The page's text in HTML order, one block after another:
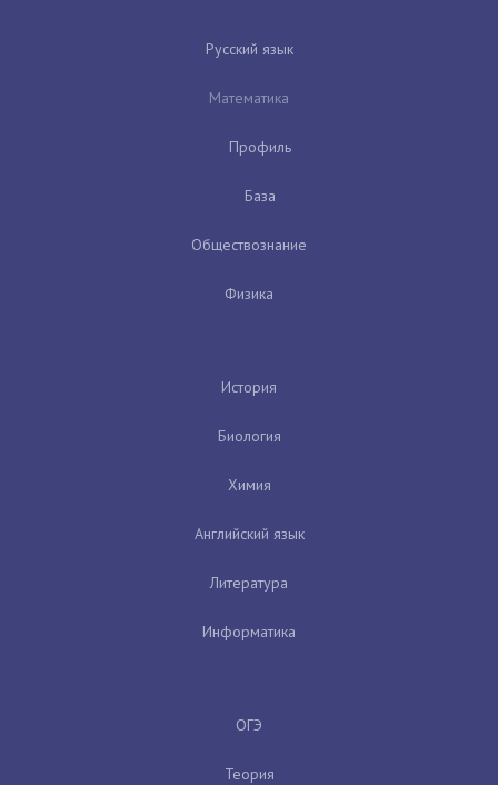
Русский язык
Математика
Профиль
База
Обществознание
Физика
История
Биология
Химия
Английский язык
Литература
Информатика
ОГЭ
Теория